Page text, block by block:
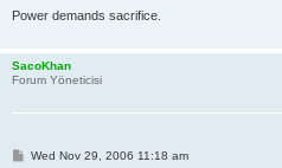
Power demands sacrifice.
SacoKhan
Forum Yöneticisi
PWed Nov 29, 2006 11:18 am